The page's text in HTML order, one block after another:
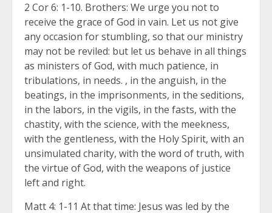
2 Cor 6: 1-10. Brothers: We urge you not to
receive the grace of God in vain. Let us not give
any occasion for stumbling, so that our ministry
may not be reviled: but let us behave in all things
as ministers of God, with much patience, in
tribulations, in needs. , in the anguish, in the
beatings, in the imprisonments, in the seditions,
in the labors, in the vigils, in the fasts, with the
chastity, with the science, with the meekness,
with the gentleness, with the Holy Spirit, with an
unsimulated charity, with the word of truth, with
the virtue of God, with the weapons of justice
left and right.
Matt 4: 1-11 At that time: Jesus was led by the